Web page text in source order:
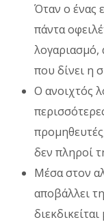
Όταν ο ένας
πάντα
λογαριασμό,
που δίνει η
Ο ανοιχτός
δεν πληροί
Μέσα στον
αποβάλλει